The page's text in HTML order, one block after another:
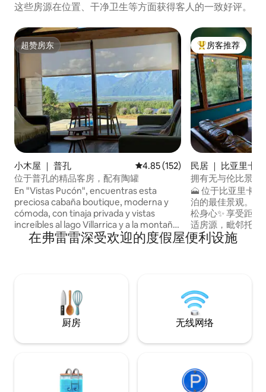
这些房源在位置、干净卫生等方面获得客人的一致好评。
超赞房东
超赞房东
小木屋 ｜ 普孔 平均评分 4.85 分（满分 5 分），
4.85 (152)
位于普孔的精品客房，配有陶罐
En "Vistas Pucón", encuentras esta
preciosa cabaña boutique, moderna y
cómoda, con tinaja privada y vistas
increíbles al lago Villarrica y a la montaña.
Estamos a 7Km. del centro de Pucón (10
minutos). Este alojamiento está
Cuenta con aire acondicionado y wifi. La
tinaja funciona desde 16:00h hasta las
21:00h. y si quieres usarla hasta más
tarde, nos consultas. Te esperamos
pronto!
热门「房客推荐」
房客推荐
民居 ｜ 比亚里卡
拥有无与伦比景观
🗻 位于比亚里卡
泊的最佳景观。
松身心✨ 享受距
适房源，毗邻托尔
欣赏无与伦比的湖
阳光还是雨水，这
所，体验自然、宁
在弗雷雷深受欢迎的度假屋便利设施
厨房 无线网络